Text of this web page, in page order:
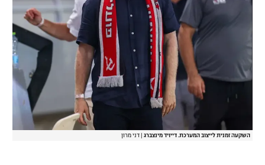
השקעה זמנית לייצוב המערכת. דייויד מינצברג דני מרון